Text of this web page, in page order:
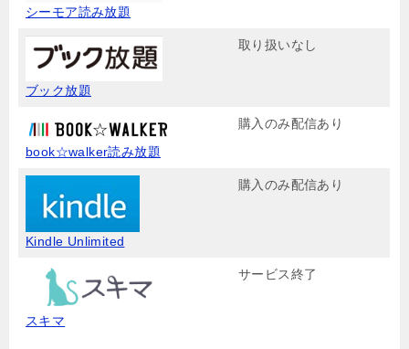
シーモア読み放題
ブック放題
取り扱いなし
book☆walker読み放題
購入のみ配信あり
Kindle Unlimited
購入のみ配信あり
スキマ
サービス終了